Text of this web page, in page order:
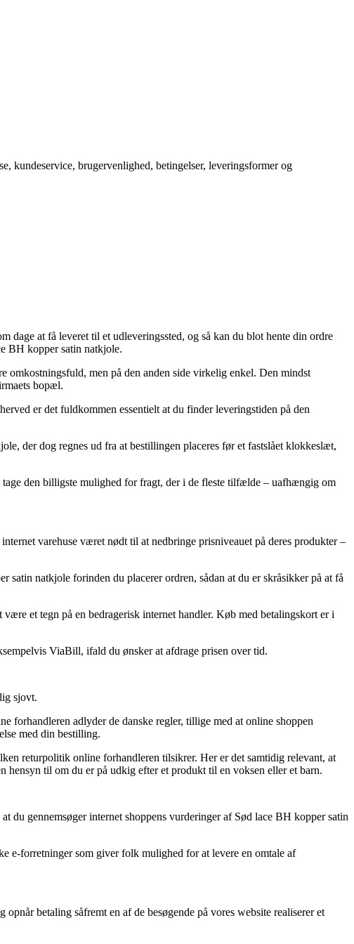
kundeservice, brugervenlighed, betingelser, leveringsformer og
dage at få leveret til et udleveringssted, og så kan du blot hente din ordre
BH kopper satin natkjole.
omkostningsfuld, men på den anden side virkelig enkel. Den mindst
bopæl.
er det fuldkommen essentielt at du finder leveringstiden på den
der dog regnes ud fra at bestillingen placeres før et fastslået klokkeslæt,
den billigste mulighed for fragt, der i de fleste tilfælde – uafhængig om
varehuse været nødt til at nedbringe prisniveauet på deres produkter –
natkjole forinden du placerer ordren, sådan at du er skråsikker på at få
et tegn på en bedragerisk internet handler. Køb med betalingskort er i
ViaBill, ifald du ønsker at afdrage prisen over tid.
sjovt.
forhandleren adlyder de danske regler, tillige med at online shoppen
med din bestilling.
returpolitik online forhandleren tilsikrer. Her er det samtidig relevant, at
til om du er på udkig efter et produkt til en voksen eller et barn.
du gennemsøger internet shoppens vurderinger af Sød lace BH kopper satin
e-forretninger som giver folk mulighed for at levere en omtale af
betaling såfremt en af de besøgende på vores website realiserer et